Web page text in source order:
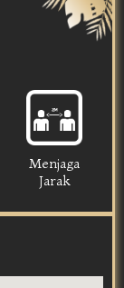
Menjaga
Jarak